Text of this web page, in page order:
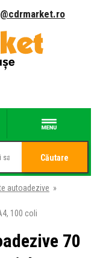
Căutare
autoadezive »
100 coli
70